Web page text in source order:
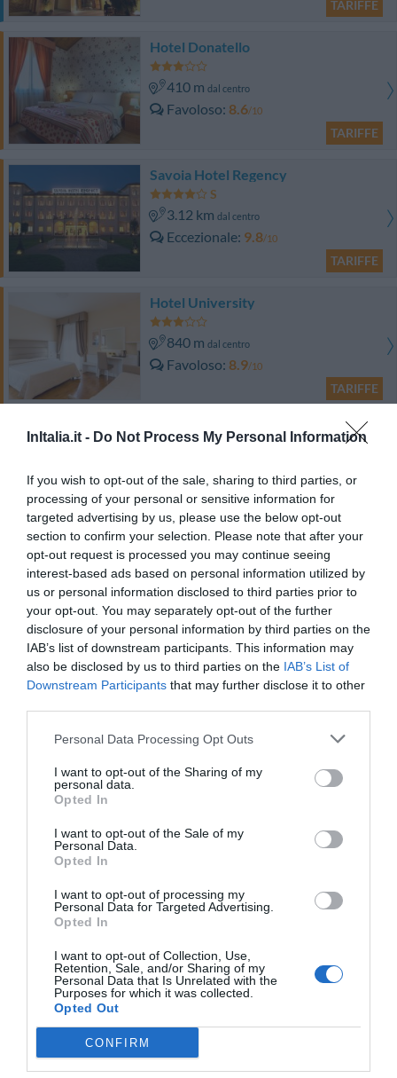
InItalia.it - Do Not Process My Personal Information
If you wish to opt-out of the sale, sharing to third parties, or
processing of your personal or sensitive information for
targeted advertising by us, please use the below opt-out
section to confirm your selection. Please note that after your
opt-out request is processed you may continue seeing
interest-based ads based on personal information utilized by
us or personal information disclosed to third parties prior to
your opt-out. You may separately opt-out of the further
disclosure of your personal information by third parties on the
IAB’s list of downstream participants. This information may
also be disclosed by us to third parties on the IAB’s List of
Downstream Participants that may further disclose it to other
Personal Data Processing Opt Outs
I want to opt-out of the Sharing of my
personal data.
Opted In
I want to opt-out of the Sale of my
Personal Data.
Opted In
I want to opt-out of processing my
Personal Data for Targeted Advertising.
Opted In
I want to opt-out of Collection, Use,
Retention, Sale, and/or Sharing of my
Personal Data that Is Unrelated with the
Purposes for which it was collected.
Opted Out
CONFIRM
TARIFFE
Hotel Donatello
410 m dal centro
Favoloso 8.6/10
TARIFFE
Savoia Hotel Regency
3.12 km dal centro
Eccezionale 9.8/10
TARIFFE
Hotel University
840 m dal centro
Favoloso 8.9/10
TARIFFE
Hc3 Hotel
Eccellente 9.2/10
TARIFFE
Savoia Hotel Country House
3.02 kmdal centro
Eccellente 9.4
TARIFFE
Hotel Novecento
Eccezionale 9.9
TARIFFE
TARIFFE
2.09 kmdal centro
TARIFFE
Casa Temporanea